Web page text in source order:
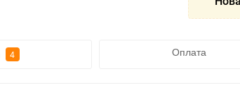
4 Оплата